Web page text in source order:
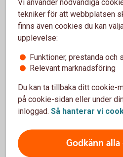
Bokföringsprogram med
automatiska påminnelser hjälper
utbetalningar och gör det
Småföretagsbarometern är
undersökning av
Småföretagsbarometern
Vi använder nödvändiga
tekniker för att webbplatsen
finns även cookies du kan
upplevelse:
Funktioner, prestanda och
Relevant marknadsföring
Du kan ta tillbaka ditt cookie-
på cookie-sidan eller under
inloggad. Så hanterar vi
Godkänn